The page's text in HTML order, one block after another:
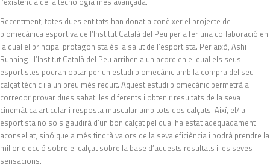
Recentment, totes dues entitats han donat a conèixer el projecte de
biomecànica esportiva de l’Institut Català del Peu per a fer una col·laboració en
la qual el principal protagonista és la salut de l’esportista. Per això, Ashi
Running i l’Institut Català del Peu arriben a un acord en el qual els seus
esportistes podran optar per un estudi biomecànic amb la compra del seu
calçat tècnic i a un preu més reduït. Aquest estudi biomecànic permetrà al
corredor provar dues sabatilles diferents i obtenir resultats de la seva
cinemàtica articular i resposta muscular amb tots dos calçats. Així, el/la
esportista no sols gaudirà d’un bon calçat pel qual ha estat adequadament
aconsellat, sinó que a més tindrà valors de la seva eficiència i podrà prendre la
millor elecció sobre el calçat sobre la base d’aquests resultats i les seves
sensacions.